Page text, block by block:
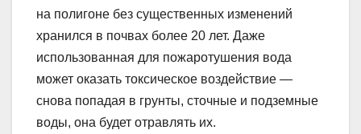
на полигоне без существенных изменений
хранился в почвах более 20 лет. Даже
использованная для пожаротушения вода
может оказать токсическое воздействие —
снова попадая в грунты, сточные и подземные
воды, она будет отравлять их.